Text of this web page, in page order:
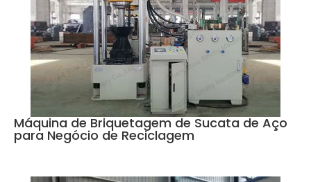
Máquina de Briquetagem de Sucata de Aço
para Negócio de Reciclagem